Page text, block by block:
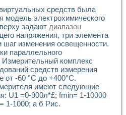
по электротехнике в среде
в рамках национального проекта
решателей
LabVIEW лабораторных практикумов
качества образования и
лабораторного практикума по
лаборатории по электротехнике
алгоритмы частотного анализа
учебного центра «Технологии
магистерской программе «Прикладная
двигателей постоянного тока
средств была
модель электрохимического
задают диапазон
напряжения, три элемента
шаг изменения освещенности.
параллельного
Измерительный комплекс
средств измерения
е от -60 °С до +400°С.
имеют следующие
U1 =0-900л*£; fmin= 1-10000
1-1000; а б Рис.